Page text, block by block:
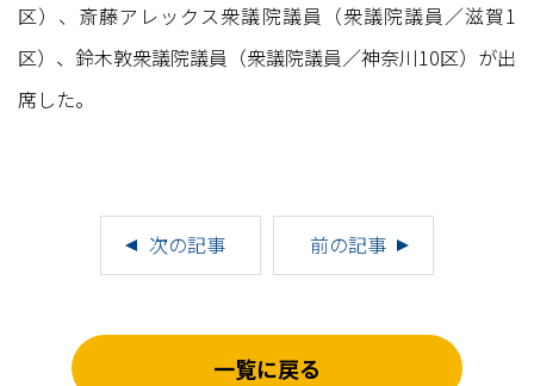
区）、斎藤アレックス衆議院議員（衆議院議員／滋賀1
区）、鈴木敦衆議院議員（衆議院議員／神奈川10区）が出
席した。
次の記事 前の記事
一覧に戻る